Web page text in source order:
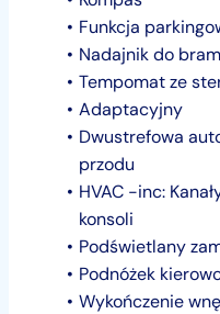
Funkcja
Nadajnik do
Tempomat ze
Adaptacyjny
Dwustrefowa
przodu
HVAC -inc:
konsoli
Podświetlany
Podnóżek
Wykończenie